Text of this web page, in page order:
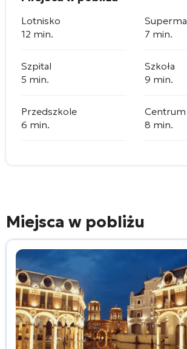
Lotnisko
12 min.
7 min.
Szpital
5 min.
Szkoła
9 min.
Przedszkole
6 min.
8 min.
Miejsca w pobliżu